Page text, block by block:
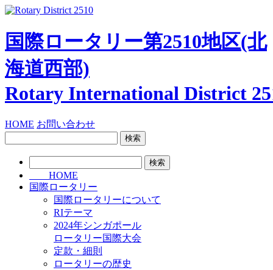
国際ロータリー第2510地区(北
海道西部)
Rotary International District
HOME お問い合わせ
HOME
国際ロータリー
国際ロータリーについて
RIテーマ
2024年シンガポール
ロータリー国際大会
定款・細則
ロータリーの歴史